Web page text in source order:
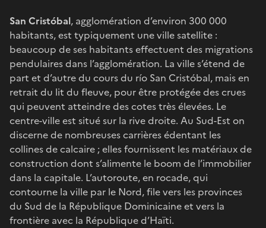
San Cristóbal, agglomération d’environ 300 000
habitants, est typiquement une ville satellite :
beaucoup de ses habitants effectuent des migrations
pendulaires dans l’agglomération. La ville s’étend de
part et d’autre du cours du río San Cristóbal, mais en
retrait du lit du fleuve, pour être protégée des crues
qui peuvent atteindre des cotes très élevées. Le
centre-ville est situé sur la rive droite. Au Sud-Est on
discerne de nombreuses carrières édentant les
collines de calcaire ; elles fournissent les matériaux de
construction dont s’alimente le boom de l’immobilier
dans la capitale. L’autoroute, en rocade, qui
contourne la ville par le Nord, file vers les provinces
du Sud de la République Dominicaine et vers la
frontière avec la République d’Haïti.